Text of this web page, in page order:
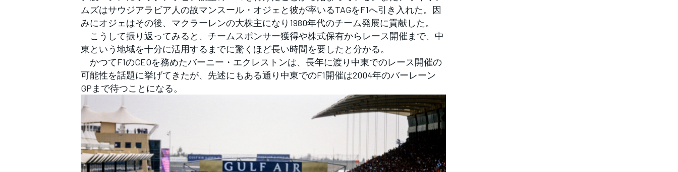
ムズはサウジアラビア人の故マンスール・オジェと彼が率いるTAGをF1へ引き入れた。因
みにオジェはその後、マクラーレンの大株主になり1980年代のチーム発展に貢献した。
こうして振り返ってみると、チームスポンサー獲得や株式保有からレース開催まで、中
東という地域を十分に活用するまでに驚くほど長い時間を要したと分かる。
かつてF1のCEOを務めたバーニー・エクレストンは、長年に渡り中東でのレース開催の
可能性を話題に挙げてきたが、先述にもある通り中東でのF1開催は2004年のバーレーン
GPまで待つことになる。